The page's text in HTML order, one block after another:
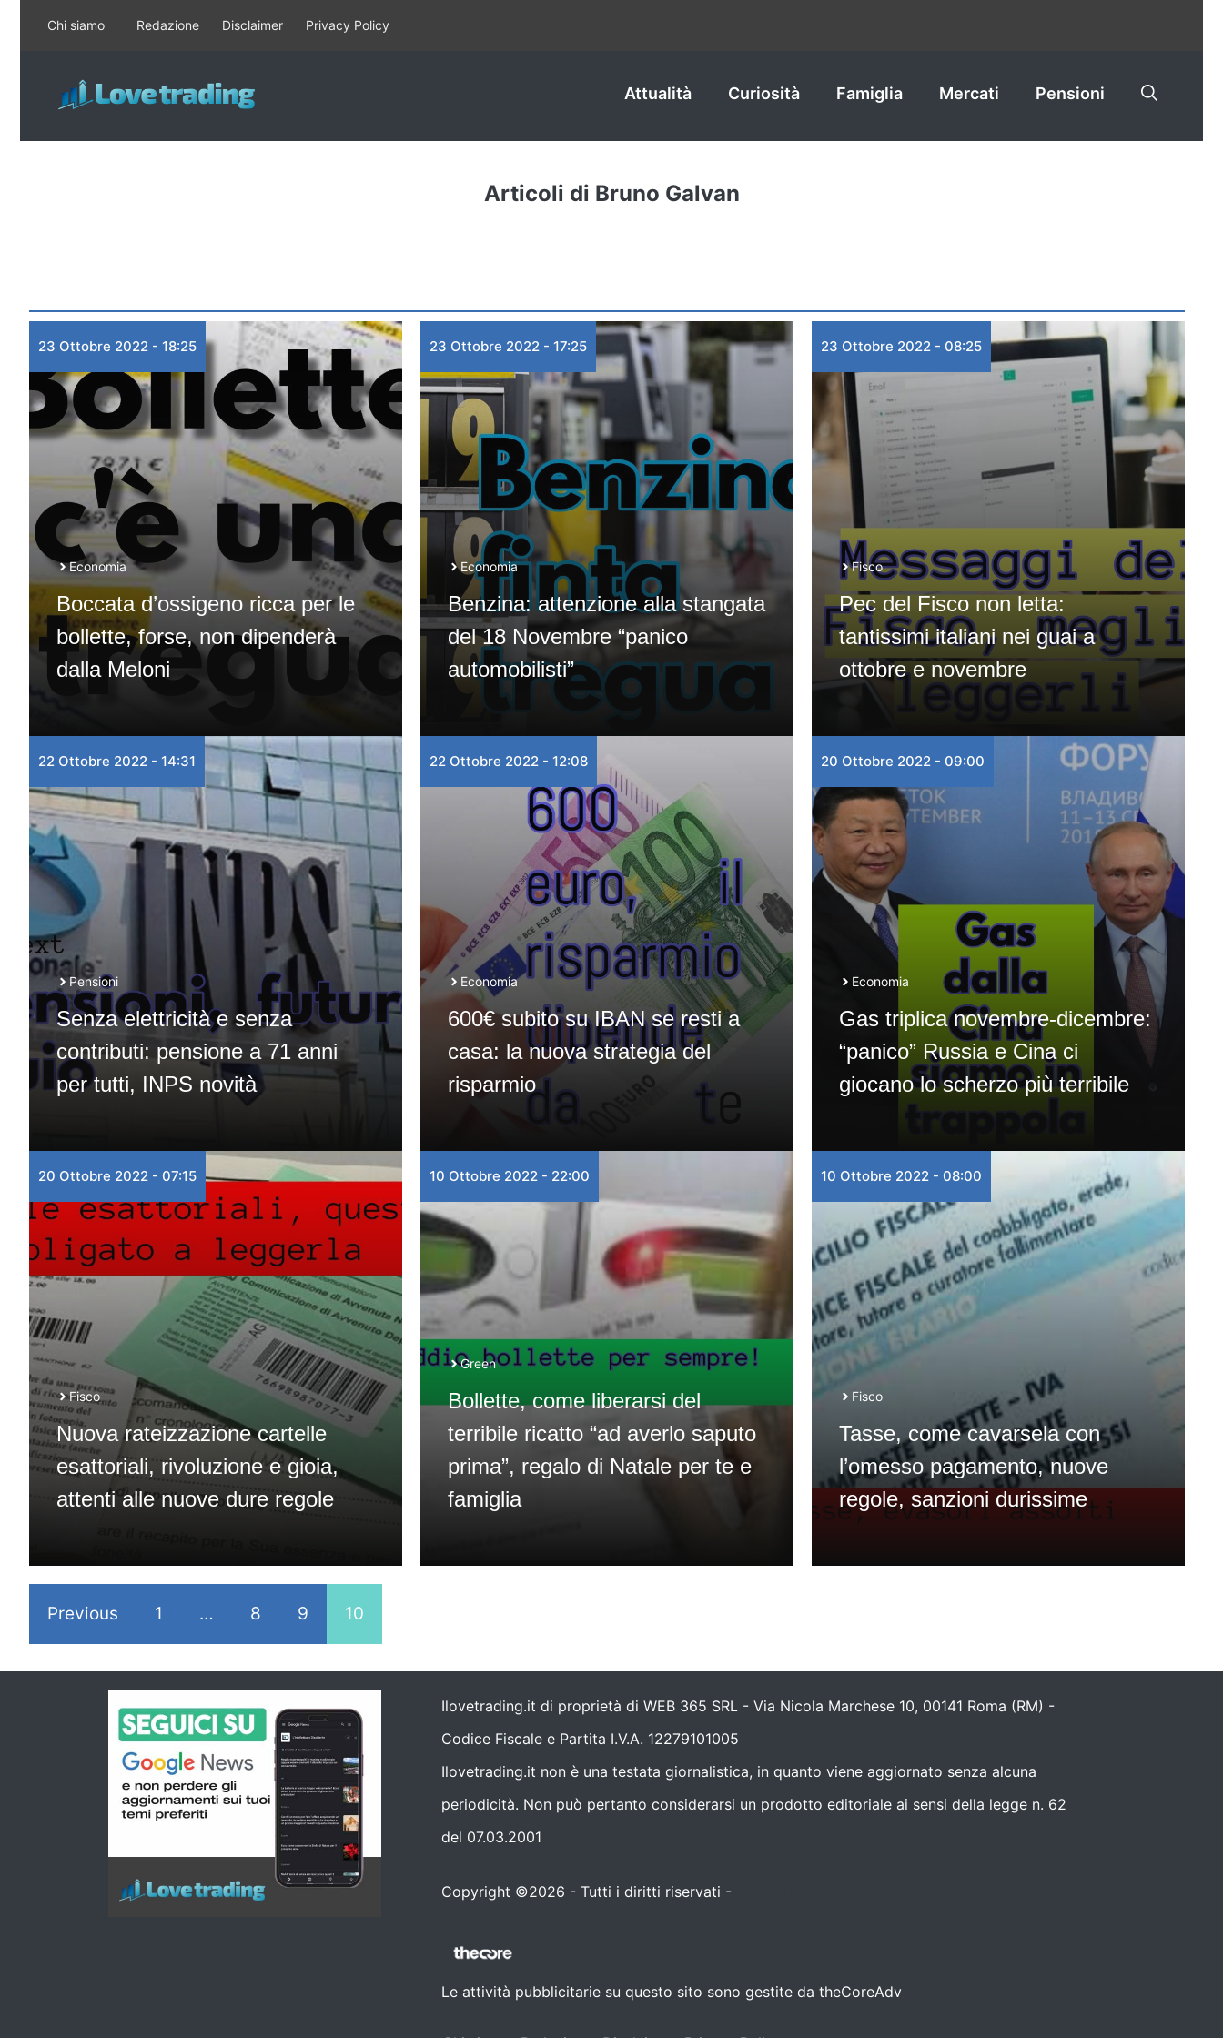
contenuto
Chi siamo Redazione Disclaimer Privacy Policy
Attualità Curiosità Famiglia Mercati Pensioni
Articoli di Bruno Galvan
23 Ottobre 2022 - 18:25
Economia
Boccata d’ossigeno ricca per le
bollette, forse, non dipenderà
dalla Meloni
23 Ottobre 2022 - 17:25
Economia
Benzina: attenzione alla stangata
del 18 Novembre “panico
automobilisti”
23 Ottobre 2022 - 08:25
Fisco
Pec del Fisco non letta:
tantissimi italiani nei guai a
ottobre e novembre
22 Ottobre 2022 - 14:31
Pensioni
Senza elettricità e senza
contributi: pensione a 71 anni
per tutti, INPS novità
22 Ottobre 2022 - 12:08
Economia
600€ subito su IBAN se resti a
casa: la nuova strategia del
risparmio
20 Ottobre 2022 - 09:00
Economia
Gas triplica novembre-dicembre:
“panico” Russia e Cina ci
giocano lo scherzo più terribile
20 Ottobre 2022 - 07:15
Fisco
Nuova rateizzazione cartelle
esattoriali, rivoluzione e gioia,
attenti alle nuove dure regole
10 Ottobre 2022 - 22:00
Green
Bollette, come liberarsi del
terribile ricatto “ad averlo saputo
prima”, regalo di Natale per te e
famiglia
10 Ottobre 2022 - 08:00
Fisco
Tasse, come cavarsela con
l’omesso pagamento, nuove
regole, sanzioni durissime
Previous 1 … 8 9 10
Ilovetrading.it di proprietà di WEB 365 SRL - Via Nicola Marchese 10, 00141 Roma (RM) -
Codice Fiscale e Partita I.V.A. 12279101005
Ilovetrading.it non è una testata giornalistica, in quanto viene aggiornato senza alcuna
periodicità. Non può pertanto considerarsi un prodotto editoriale ai sensi della legge n. 62
del 07.03.2001
Copyright ©2026 - Tutti i diritti riservati -
Le attività pubblicitarie su questo sito sono gestite da theCoreAdv